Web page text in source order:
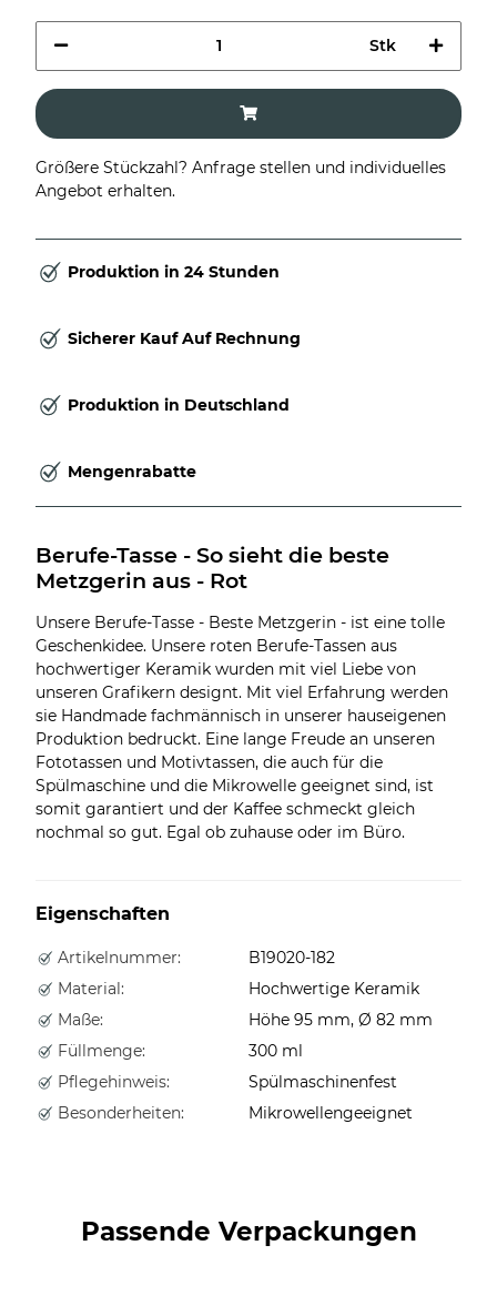
Stk
Größere Stückzahl? Anfrage stellen und individuelles
Angebot erhalten.
Produktion in 24 Stunden
Sicherer Kauf Auf Rechnung
Produktion in Deutschland
Mengenrabatte
Berufe-Tasse - So sieht die beste
Metzgerin aus - Rot
Unsere Berufe-Tasse - Beste Metzgerin - ist eine tolle
Geschenkidee. Unsere roten Berufe-Tassen aus
hochwertiger Keramik wurden mit viel Liebe von
unseren Grafikern designt. Mit viel Erfahrung werden
sie Handmade fachmännisch in unserer hauseigenen
Produktion bedruckt. Eine lange Freude an unseren
Fototassen und Motivtassen, die auch für die
Spülmaschine und die Mikrowelle geeignet sind, ist
somit garantiert und der Kaffee schmeckt gleich
nochmal so gut. Egal ob zuhause oder im Büro.
Eigenschaften
Artikelnummer:
B19020-182
Material:
Hochwertige Keramik
Maße:
Höhe 95 mm, Ø 82 mm
Füllmenge:
300 ml
Pflegehinweis:
Spülmaschinenfest
Besonderheiten:
Mikrowellengeeignet
Passende Verpackungen